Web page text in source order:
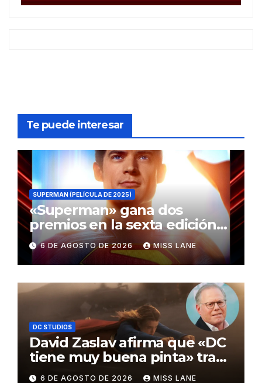
Te puede interesar
SUPERMAN (PELÍCULA DE 2025)
«Superman» gana dos
premios en la sexta edición
de los Critics Choice Super
Awards
6 DE AGOSTO DE 2026 MISS LANE
DC STUDIOS
David Zaslav afirma que «DC
tiene muy buena pinta» tras
el fracaso de «Supergirl»
6 DE AGOSTO DE 2026 MISS LANE